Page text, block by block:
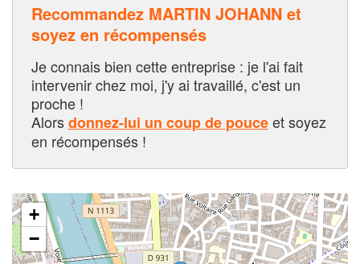
Recommandez MARTIN JOHANN et
soyez en récompensés
Je connais bien cette entreprise : je l'ai fait
intervenir chez moi, j'y ai travaillé, c'est un
proche !
Alorsdonnez-lui un coup de pouceet soyez
en récompensés !
+
−